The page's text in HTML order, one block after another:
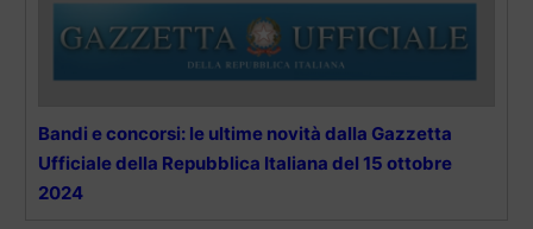
Bandi e concorsi: le ultime novità dalla Gazzetta
Ufficiale della Repubblica Italiana del 15 ottobre
2024